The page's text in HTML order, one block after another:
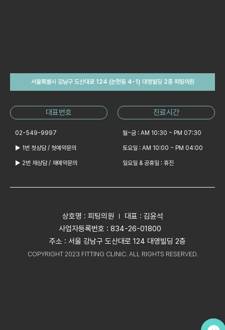
서울특별시 강남구 도산대로 124 (논현동 4-1) 대영빌딩 2층 피팅의원
대표번호
02-549-9997
▶ 1번 첫상담 / 첫예약문의
▶ 2번 재상담 / 재예약문의
진료시간
월~금 : AM 10:30 ~ PM 07:30
토요일 : AM 10:00 ~ PM 04:00
일요일 & 공휴일 : 휴진
상호명 : 피팅의원
대표 : 김윤석
사업자등록번호 : 834-26-01800
주소 : 서울 강남구 도산대로 124 대영빌딩 2층
COPYRIGHT 2023 FITTING CLINIC. ALL RIGHTS RESERVED.